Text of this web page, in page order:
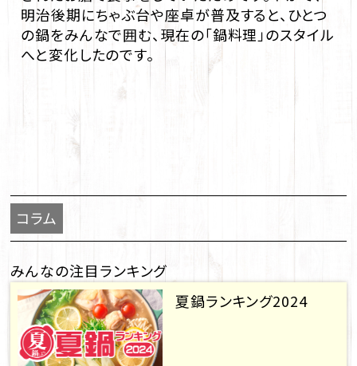
明治後期にちゃぶ台や座卓が普及すると、ひとつ
の鍋をみんなで囲む、現在の「鍋料理」のスタイル
へと変化したのです。
コラム
みんなの注目ランキング
夏鍋ランキング2024